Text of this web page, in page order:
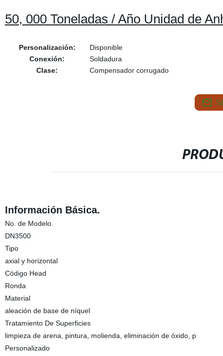
50, 000 Toneladas / Año Unidad de
Personalización:
Disponible
Conexión:
Soldadura
Clase:
Compensador corrugado
Información Básica.
No. de Modelo.
DN3500
Tipo
axial y horizontal
Código Head
Ronda
Material
aleación de base de níquel
Tratamiento De Superficies
limpieza de arena, pintura, molienda, eliminación de óxido, p
Personalizado